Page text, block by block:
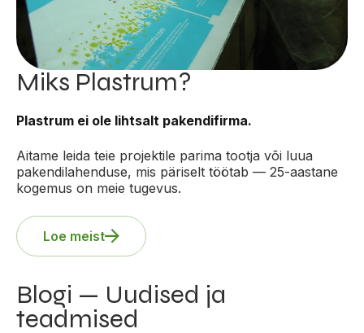
Miks Plastrum?
Plastrum ei ole lihtsalt pakendifirma.
Aitame leida teie projektile parima tootja või luua
pakendilahenduse, mis päriselt töötab — 25-aastane
kogemus on meie tugevus.
Loe meist
Blogi — Uudised ja
teadmised